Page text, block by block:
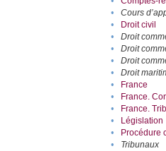
•
Cours
•
Droit civil
•
Droit
•
Droit
•
Droit
•
Droit
•
France
•
France.
•
France.
•
Législation
•
Procédure
•
Tribunaux